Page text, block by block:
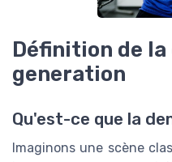
Définition de la
generation
Qu'est-ce que la
Imaginons une scène